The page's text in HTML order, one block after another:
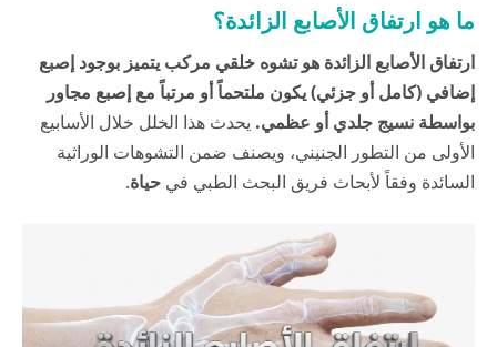
ما هو ارتفاق الأصابع الزائدة؟
ارتفاق الأصابع الزائدة هو تشوه خلقي مركب يتميز بوجود إصبع
إضافي (كامل أو جزئي) يكون ملتحماً أو مرتباً مع إصبع مجاور
بواسطة نسيج جلدي أو عظمي. يحدث هذا الخلل خلال الأسابيع
الأولى من التطور الجنيني، ويصنف ضمن التشوهات الوراثية
السائدة وفقاً لأبحاث فريق البحث الطبي في حياة.